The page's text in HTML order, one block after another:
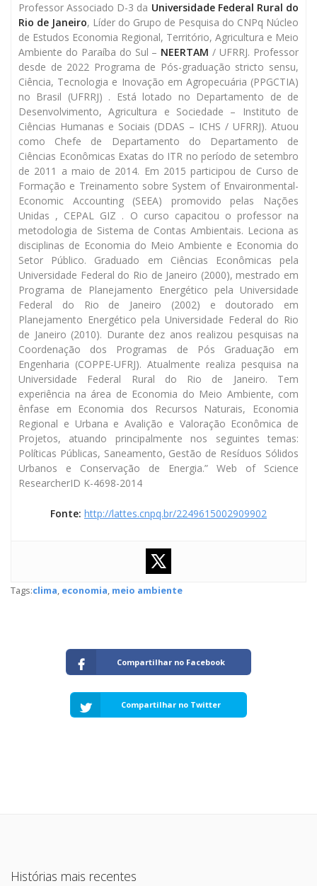
Professor Associado D-3 da Universidade Federal Rural do
Rio de Janeiro, Líder do Grupo de Pesquisa do CNPq Núcleo
de Estudos Economia Regional, Território, Agricultura e Meio
Ambiente do Paraíba do Sul – NEERTAM / UFRRJ. Professor
desde de 2022 Programa de Pós-graduação stricto sensu,
Ciência, Tecnologia e Inovação em Agropecuária (PPGCTIA)
no Brasil (UFRRJ) . Está lotado no Departamento de de
Desenvolvimento, Agricultura e Sociedade – Instituto de
Ciências Humanas e Sociais (DDAS – ICHS / UFRRJ). Atuou
como Chefe de Departamento do Departamento de
Ciências Econômicas Exatas do ITR no período de setembro
de 2011 a maio de 2014. Em 2015 participou de Curso de
Formação e Treinamento sobre System of Envaironmental-
Economic Accounting (SEEA) promovido pelas Nações
Unidas , CEPAL GIZ . O curso capacitou o professor na
metodologia de Sistema de Contas Ambientais. Leciona as
disciplinas de Economia do Meio Ambiente e Economia do
Setor Público. Graduado em Ciências Econômicas pela
Universidade Federal do Rio de Janeiro (2000), mestrado em
Programa de Planejamento Energético pela Universidade
Federal do Rio de Janeiro (2002) e doutorado em
Planejamento Energético pela Universidade Federal do Rio
de Janeiro (2010). Durante dez anos realizou pesquisas na
Coordenação dos Programas de Pós Graduação em
Engenharia (COPPE-UFRJ). Atualmente realiza pesquisa na
Universidade Federal Rural do Rio de Janeiro. Tem
experiência na área de Economia do Meio Ambiente, com
ênfase em Economia dos Recursos Naturais, Economia
Regional e Urbana e Avalição e Valoração Econômica de
Projetos, atuando principalmente nos seguintes temas:
Políticas Públicas, Saneamento, Gestão de Resíduos Sólidos
Urbanos e Conservação de Energia.” Web of Science
ResearcherID K-4698-2014
Fonte: http://lattes.cnpq.br/2249615002909902
Tags:clima economia meio ambiente
Compartilhar no Facebook
Compartilhar no Twitter
Histórias mais recentes